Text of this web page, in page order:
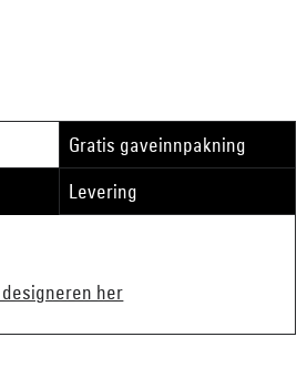
Gratis gaveinnpakning
Levering
her